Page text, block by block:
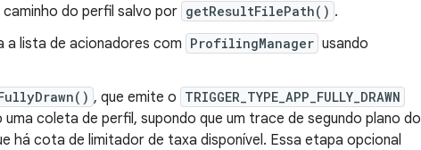
do perfil salvo por getResultFilePath() .
a lista de acionadores com ProfilingManager usando
, que emite o TRIGGER_TYPE_APP_FULLY_DRAWN
coleta de perfil, supondo que um trace de segundo plano do
há cota de limitador de taxa disponível. Essa etapa opcional